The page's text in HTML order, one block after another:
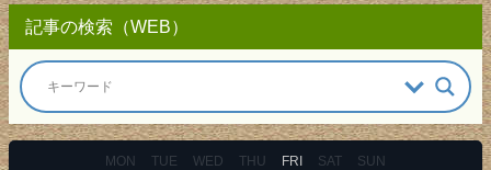
記事の検索（WEB）
MON TUE WED THU FRI SAT SUN